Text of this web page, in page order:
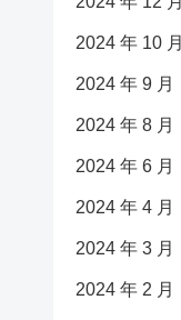
2024 年 10 月
2024 年 9 月
2024 年 8 月
2024 年 6 月
2024 年 4 月
2024 年 3 月
2024 年 2 月